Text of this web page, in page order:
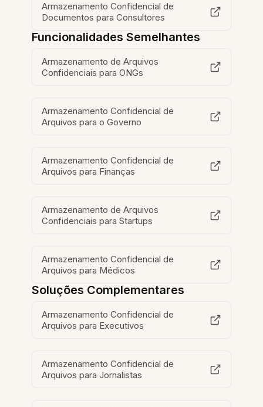
Armazenamento Confidencial de
Documentos para Consultores
Funcionalidades Semelhantes
Armazenamento de Arquivos
Confidenciais para ONGs
Armazenamento Confidencial de
Arquivos para o Governo
Armazenamento Confidencial de
Arquivos para Finanças
Armazenamento de Arquivos
Confidenciais para Startups
Armazenamento Confidencial de
Arquivos para Médicos
Soluções Complementares
Armazenamento Confidencial de
Arquivos para Executivos
Armazenamento Confidencial de
Arquivos para Jornalistas